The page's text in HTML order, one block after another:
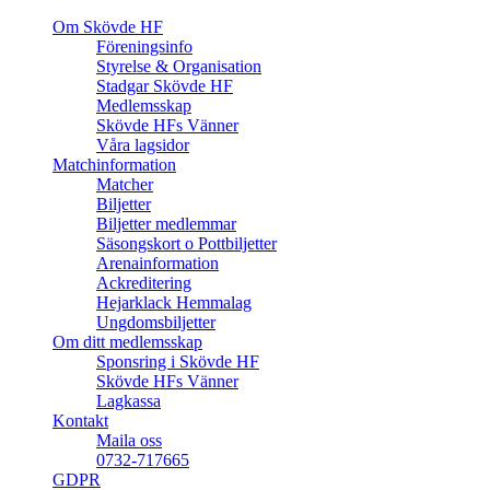
Om Skövde HF
Föreningsinfo
Styrelse & Organisation
Stadgar Skövde HF
Medlemsskap
Skövde HFs Vänner
Våra lagsidor
Matchinformation
Matcher
Biljetter
Biljetter medlemmar
Säsongskort o Pottbiljetter
Arenainformation
Ackreditering
Hejarklack Hemmalag
Ungdomsbiljetter
Om ditt medlemsskap
Sponsring i Skövde HF
Skövde HFs Vänner
Lagkassa
Kontakt
Maila oss
0732-717665
GDPR